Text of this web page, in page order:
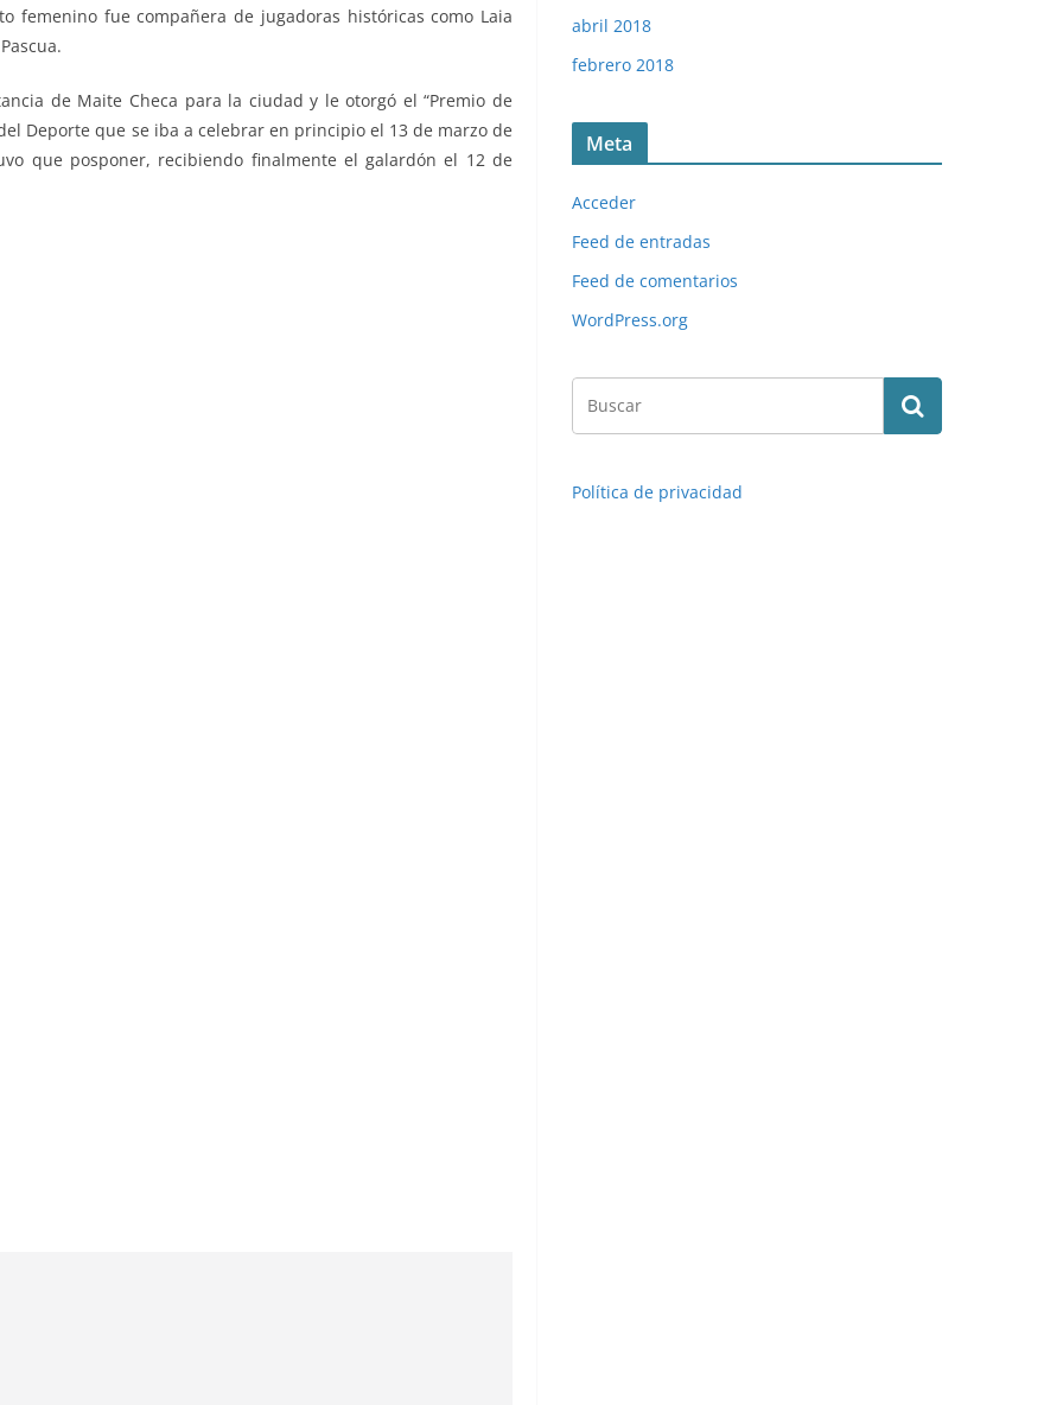
femenino fue compañera de jugadoras históricas como Laia
de Maite Checa para la ciudad y le otorgó el “Premio de
Deporte que se iba a celebrar en principio el 13 de marzo de
que posponer, recibiendo finalmente el galardón el 12 de
Maite Checa (Hondarribia). 📸: Cromo-Montaje del
abril 2018
febrero 2018
Meta
Acceder
Feed de entradas
Feed de comentarios
WordPress.org
Política de privacidad